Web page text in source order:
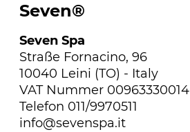
Seven®
Seven Spa
Straße Fornacino, 96
10040 Leini (TO) - Italy
VAT Nummer 00963330014
Telefon 011/9970511
info@sevenspa.it